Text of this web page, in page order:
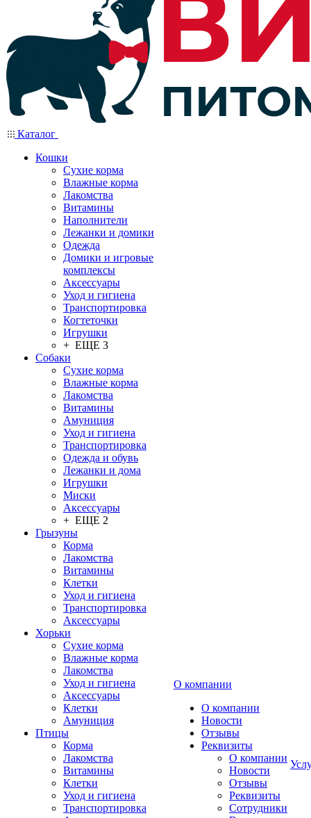
Каталог
Кошки
Сухие корма
Влажные корма
Лакомства
Витамины
Наполнители
Лежанки и домики
Одежда
Домики и игровые
комплексы
Аксессуары
Уход и гигиена
Транспортировка
Когтеточки
Игрушки
+ ЕЩЕ 3
Собаки
Сухие корма
Влажные корма
Лакомства
Витамины
Амуниция
Уход и гигиена
Транспортировка
Одежда и обувь
Лежанки и дома
Игрушки
Миски
Аксессуары
+ ЕЩЕ 2
Грызуны
Корма
Лакомства
Витамины
Клетки
Уход и гигиена
Транспортировка
Аксессуары
Хорьки
Сухие корма
Влажные корма
Лакомства
Уход и гигиена
Аксессуары
Клетки
Амуниция
Птицы
Корма
Лакомства
Витамины
Клетки
Уход и гигиена
Транспортировка
О компании
О компании
Новости
Отзывы
Реквизиты
О компании
Новости
Отзывы
Реквизиты
Сотрудники